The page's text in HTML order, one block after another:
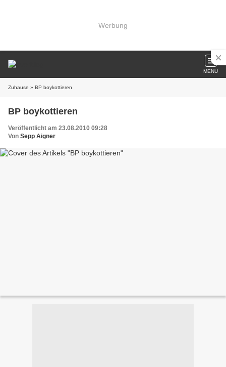
Werbung
MENU
Zuhause » BP boykottieren
BP boykottieren
Veröffentlicht am 23.08.2010 09:28
Von Sepp Aigner